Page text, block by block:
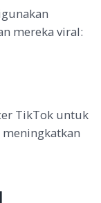
mereka viral:
TikTok untuk